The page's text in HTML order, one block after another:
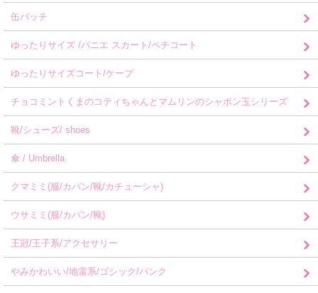
缶バッチ
ゆったりサイズ /パニエ スカート/ペチコート
ゆったりサイズコート/ケープ
チョコミントくまのコティちゃんとマムリンのシャボン玉シリーズ
靴/シューズ/ shoes
傘 / Umbrella
クマミミ(服/カバン/靴/カチューシャ)
ウサミミ(服/カバン/靴)
王冠/王子系/アクセサリー
やみかわいい/地雷系/ゴシック/パンク